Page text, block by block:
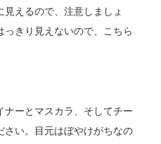
えるので、注意しましょ
っきり見えないので、こちら
ナーとマスカラ、そしてチー
さい。目元はぼやけがちなの